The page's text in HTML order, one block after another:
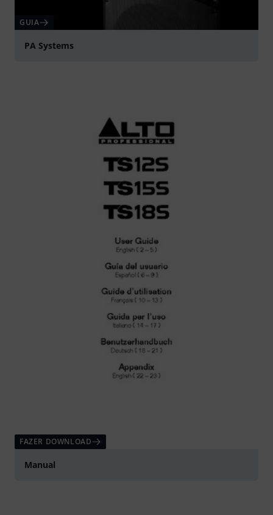
GUIA
PA Systems
FAZER DOWNLOAD
Manual